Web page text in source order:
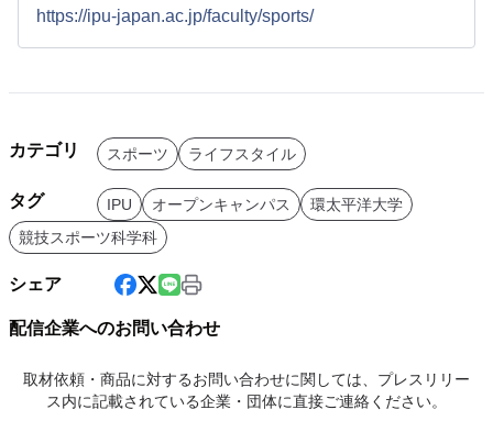
https://ipu-japan.ac.jp/faculty/sports/
カテゴリ スポーツ ライフスタイル
タグ IPU オープンキャンパス
環太平洋大学
競技スポーツ科学科
シェア
配信企業へのお問い合わせ
取材依頼・商品に対するお問い合わせに関しては、プレスリリー
ス内に記載されている企業・団体に直接ご連絡ください。